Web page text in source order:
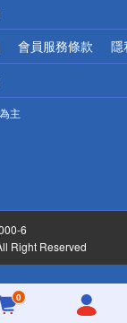
會員服務條款 隱
主
6
Right Reserved
0